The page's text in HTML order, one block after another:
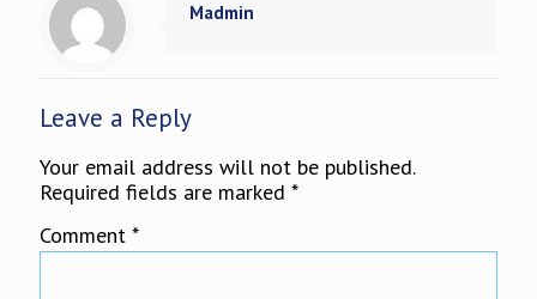
Madmin
Leave a Reply
Your email address will not be published.
Required fields are marked *
Comment *